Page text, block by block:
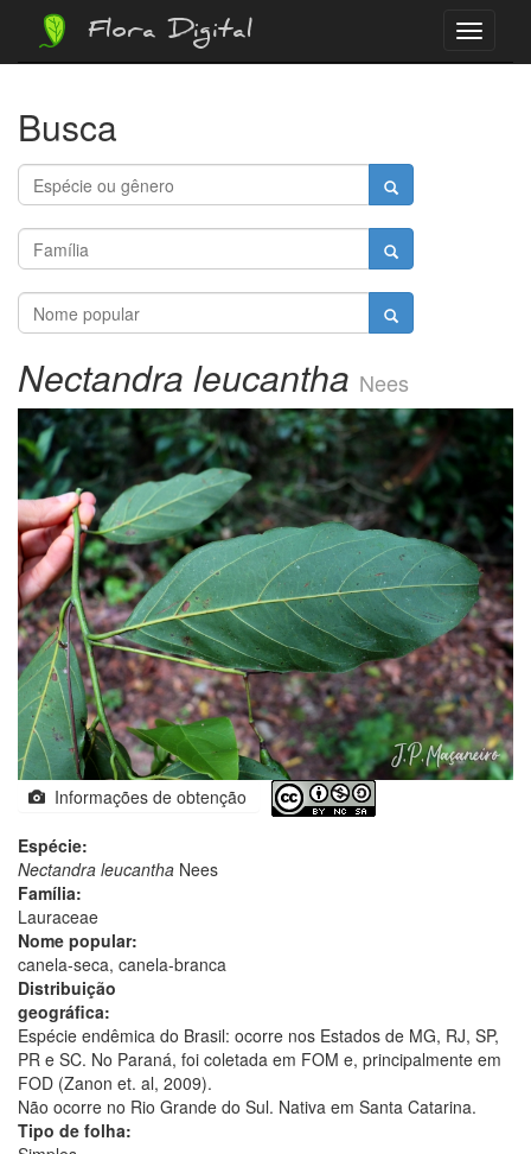
Menu
Flora Digital
Busca
Nectandra leucantha Nees
Informações de obtenção
Espécie:
Nectandra leucantha Nees
Família:
Lauraceae
Nome popular:
canela-seca, canela-branca
Distribuição
geográfica:
Espécie endêmica do Brasil: ocorre nos Estados de MG, RJ, SP,
PR e SC. No Paraná, foi coletada em FOM e, principalmente em
FOD (Zanon et. al, 2009).
Não ocorre no Rio Grande do Sul. Nativa em Santa Catarina.
Tipo de folha: